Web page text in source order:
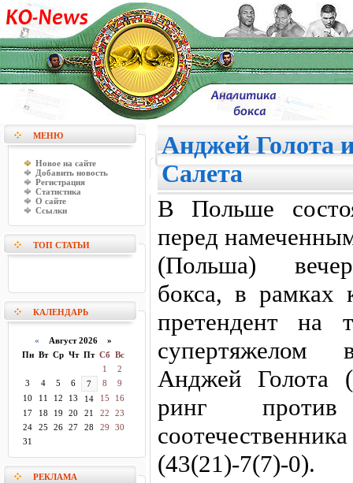
МЕНЮ
Новое на сайте
Добавить новость
Регистрация
Статистика
О сайте
Ссылки
ТОП СТАТЬИ
КАЛЕНДАРЬ
« Август 2026 »
Пн Вт Ср Чт Пт Сб Вс
1
2
3
4 5 6 7 8
9
10
11 12 13 14 15
16
17
18 19 20 21 22
23
24
25 26 27 28 29
30
31
РЕКЛАМА
Анджей Голота
Салета
B Польше
перед
(Польша)
бокса, в рамках
претендент на
супертяжелом
Анджей Голота
ринг против
(43(21)-7(7)-0).